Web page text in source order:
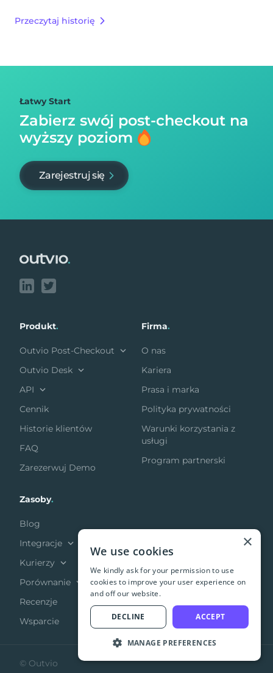
Przeczytaj historię
Łatwy Start
Zabierz swój post-checkout na
wyższy poziom
Zarejestruj się
Produkt.
Outvio Post-Checkout
Outvio Desk
API
Cennik
Historie klientów
FAQ
Zarezerwuj Demo
Firma.
O nas
Kariera
Prasa i marka
Polityka prywatności
Warunki korzystania z
usługi
Program partnerski
Zasoby.
Blog
Integracje
Kurierzy
Porównanie
Recenzje
Wsparcie
© Outvio
×
We use cookies
We kindly ask for your permission to use
cookies to improve your user experience on
and off our website.
ACCEPT
DECLINE
MANAGE PREFERENCES